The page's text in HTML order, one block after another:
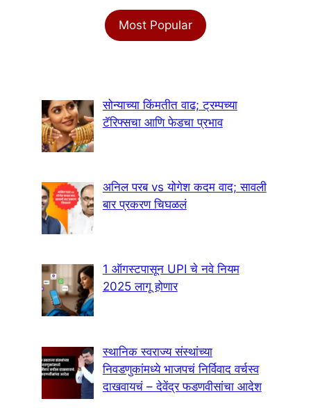
Most Popular
सोन्याच्या किंमतीत वाढ; ट्रम्पच्या
टॅरिफ्सचा आणि फेडचा प्रभाव
अनिल परब vs योगेश कदम वाद; सावली
बार प्रकरण चिघळलं
1 ऑगस्टपासून UPI चे नवे नियम
2025 लागू होणार
स्थानिक स्वराज्य संस्थांच्या
निवडणुकांमध्ये भाजपचं निर्विवाद वर्चस्व
दाखवायचं – देवेंद्र फडणवीसांचा आदेश